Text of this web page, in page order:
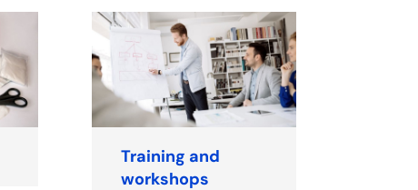
Training and
workshops